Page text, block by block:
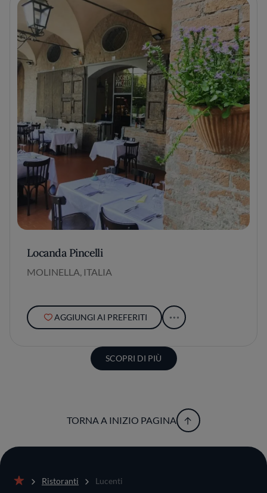
Locanda Pincelli
MOLINELLA, ITALIA
AGGIUNGI AI PREFERITI
SCOPRI DI PIÙ
TORNA A INIZIO PAGINA
Ristoranti Lucenti